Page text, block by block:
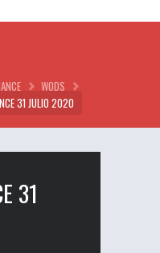
WODS
31 JULIO 2020
31